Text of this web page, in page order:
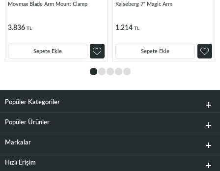
Movmax Blade Arm Mount Clamp
3.836 TL
Sepete Ekle
Kaiseberg 7" Magic Arm
1.214 TL
Sepete Ekle
Popüler Kategoriler
Popüler Ürünler
Markalar
Hızlı Erişim